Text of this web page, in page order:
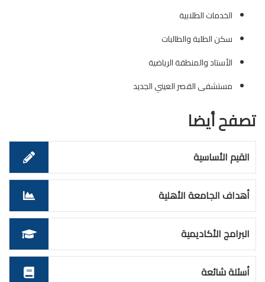
الخدمات الطلابية
سكن الطلبة والطالبات
الأستاد والمنطقة الرياضية
مستشفى القصر العيني الجديد
تصفح أيضا
القيم الأساسية
أهداف الجامعة الأهلية
البرامج الأكاديمية
أسئلة شائعة